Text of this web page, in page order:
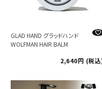
GLAD HAND グラッドハンド
WOLFMAN HAIR BALM
2,640
税込